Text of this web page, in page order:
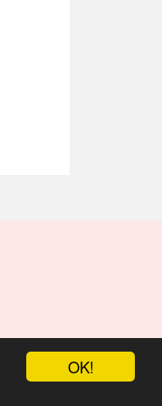
OK!